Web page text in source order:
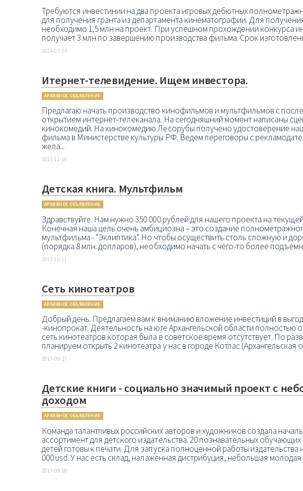
Требуются инвестинии на два проекта игровых дебютных
для получения гранта из департамента кинематографии. Для
необходимо 1,5 млн на проект. При успешном прохождении конкурса
получает 3 млн по завершению производства фильма. Срок
2014-03-03
Итернет-телевидение. Ищем инвестора.
АРХИВНОЕ ОБЪЯВЛЕНИЕ
Предлагаю начать производство кинофильмов и мультфильмов с
открытием интернет-телеканала. На сегодняшний момент написаны
кинокомедий. На кинокомедию Лесорубы получено удостоверение
фильма в Министерстве культуры РФ. Ведем переговоры с
жела...
2013-11-16
Детская книга. Мультфильм
АРХИВНОЕ ОБЪЯВЛЕНИЕ
Здравствуйте. Нам нужно 350 000 рублей для нашего проекта на
Конечная наша цель очень амбициозна – это создание
мультфильма - "Эклиптика". Но чтобы осуществить столь сложную и
(порядка 8 млн. долларов), необходимо начать с чего-то более
2013-10-11
Сеть кинотеатров
АРХИВНОЕ ОБЪЯВЛЕНИЕ
Добрый день. Предлагаем вам к вниманию вложение инвестиций в
-кинопрокат. Деятельность на юге Архангельской области полностью
сеть кинотеатров которая была в советское время отсутствует. По
планируем открыть 2 кинотеатра у нас в городе Котлас (Архангельская
2013-09-27
Детские книги - социально значимый проект с
доходом
АРХИВНОЕ ОБЪЯВЛЕНИЕ
Команда талантливых российских авторов и художников создала
ассортимент для детского издательства. 20 познавательных обучающих
детей готовы к печати. Для запуска полноценной работы издательства
000 usd. У нас есть склад, налаженная дистрибуция, небольшая молодая
2013-09-18